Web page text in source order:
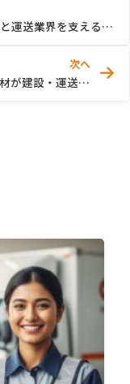
スリランカ人材が救世主に？建設業界と運送業界を支える特定技能・技能実習生の最新事情
次へ
技能実習生から特定技能へ！スリランカ人材が建設・運送業界で大活躍している理由